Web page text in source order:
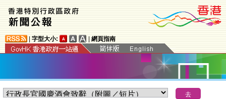
字型大小: 網頁指南